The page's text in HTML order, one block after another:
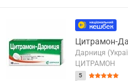
Цитрамон-
Дарниця
ЦИТРАМОН
5